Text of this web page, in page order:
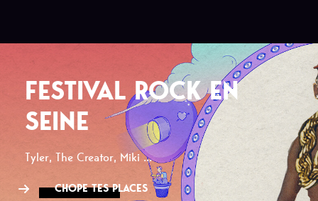
FESTIVAL ROCK EN
SEINE
Tyler, The Creator, Miki ...
CHOPE TES PLACES